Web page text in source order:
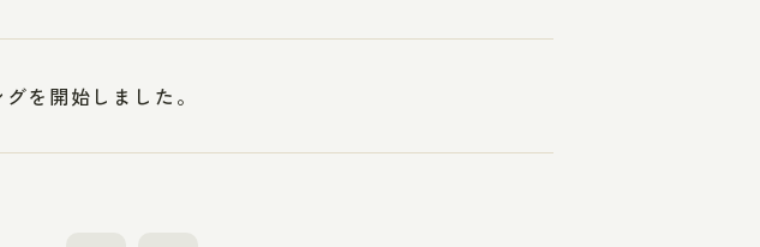
を開始しました。